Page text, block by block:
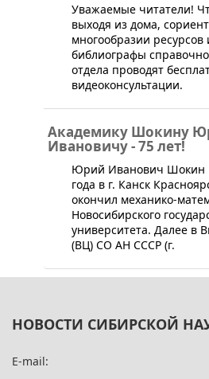
Уважаемые читатели!
выходя из дома,
многообразии
библиографы
отдела проводят
видеоконсультации.
Академику Шокину
Ивановичу - 75 лет!
​​​​Юрий Иванович Шокин
года в г. Канск
окончил механико-
Новосибирского
университета. Далее в
(ВЦ) СО АН СССР (г.
НОВОСТИ СИБИРСКОЙ
E-mail: